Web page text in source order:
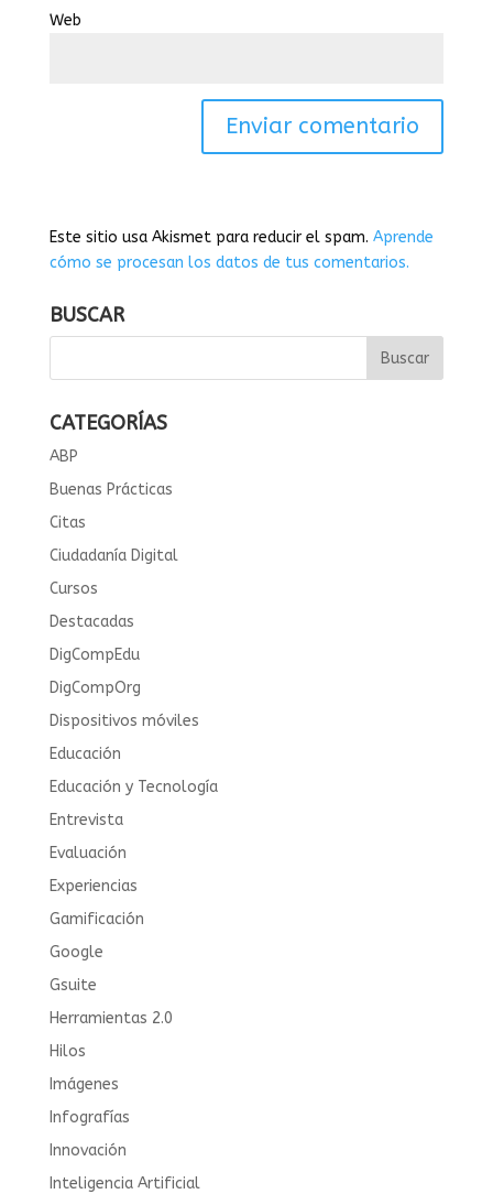
Web
Este sitio usa Akismet para reducir el spam. Aprende
cómo se procesan los datos de tus comentarios.
BUSCAR
CATEGORÍAS
ABP
Buenas Prácticas
Citas
Ciudadanía Digital
Cursos
Destacadas
DigCompEdu
DigCompOrg
Dispositivos móviles
Educación
Educación y Tecnología
Entrevista
Evaluación
Experiencias
Gamificación
Google
Gsuite
Herramientas 2.0
Hilos
Imágenes
Infografías
Innovación
Inteligencia Artificial